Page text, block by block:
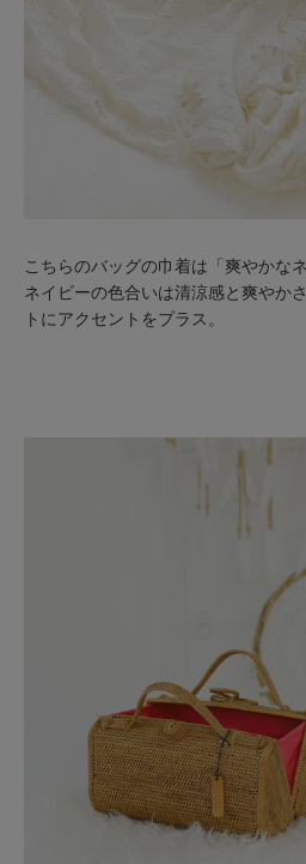
こちらのバッグの巾着は「爽やかな
ネイビーの色合いは清涼感と爽やか
トにアクセントをプラス。